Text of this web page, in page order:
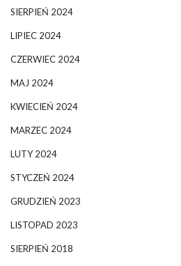
SIERPIEŃ 2024
LIPIEC 2024
CZERWIEC 2024
MAJ 2024
KWIECIEŃ 2024
MARZEC 2024
LUTY 2024
STYCZEŃ 2024
GRUDZIEŃ 2023
LISTOPAD 2023
SIERPIEŃ 2018